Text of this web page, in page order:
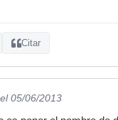
Citar
el 05/06/2013